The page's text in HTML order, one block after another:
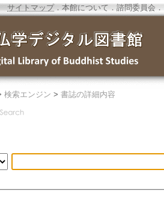
サイトマップ．本館について ． 諮問委員会 ．
検索エンジン > 書誌の詳細内容